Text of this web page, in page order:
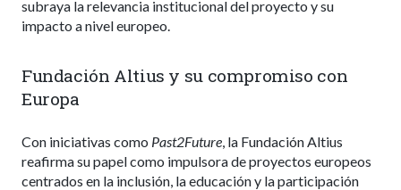
subraya la relevancia institucional del proyecto y su
impacto a nivel europeo.
Fundación Altius y su compromiso con
Europa
Con iniciativas como Past2Future , la Fundación Altius
reafirma su papel como impulsora de proyectos europeos
centrados en la inclusión, la educación y la participación